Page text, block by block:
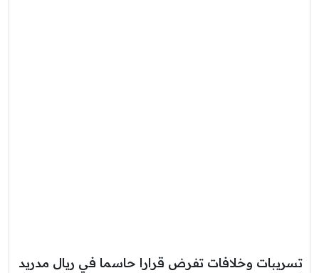
تسريبات وخلافات تفرض قرارا حاسما في ريال مدريد